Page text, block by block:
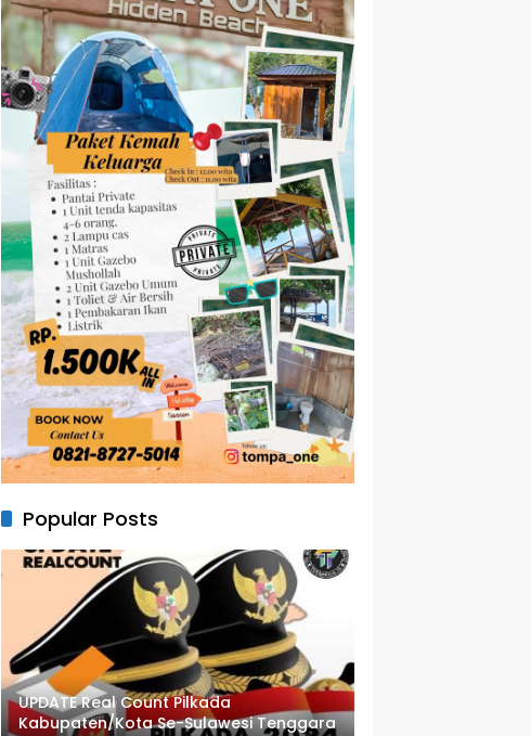
Popular Posts
UPDATE Real Count Pilkada
Kabupaten/Kota Se-Sulawesi Tenggara